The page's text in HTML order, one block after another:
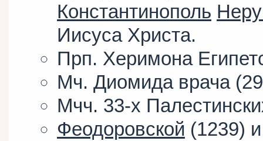
Константинополь
Иисуса Христа.
Прп. Херимона
Мч. Диомида врача
Мчч. 33-х
Феодоровской (1239)